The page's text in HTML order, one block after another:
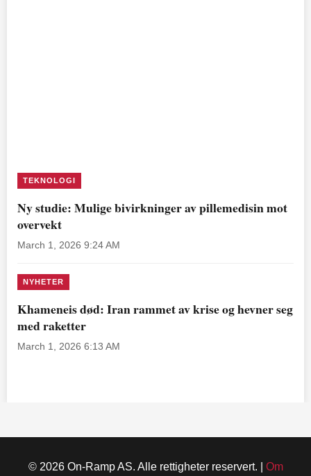
TEKNOLOGI
Ny studie: Mulige bivirkninger av pillemedisin mot
overvekt
March 1, 2026 9:24 AM
NYHETER
Khameneis død: Iran rammet av krise og hevner seg
med raketter
March 1, 2026 6:13 AM
© 2026 On-Ramp AS. Alle rettigheter reservert. | Om